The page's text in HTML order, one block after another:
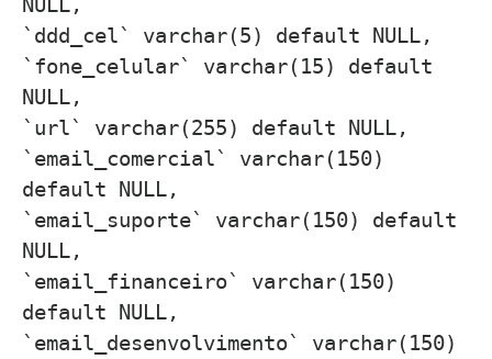
`ddd_cel` varchar(5) default NULL,
`fone_celular` varchar(15) default
NULL,
`url` varchar(255) default NULL,
`email_comercial` varchar(150)
default NULL,
`email_suporte` varchar(150) default
NULL,
`email_financeiro` varchar(150)
default NULL,
`email_desenvolvimento` varchar(150)